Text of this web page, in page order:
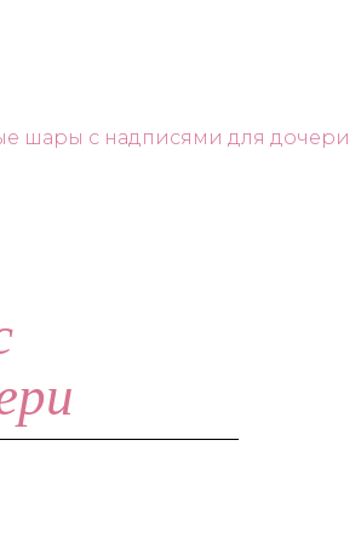
шары с надписями для дочери